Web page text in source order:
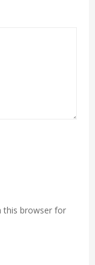
this browser for